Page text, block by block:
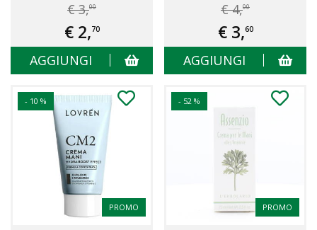
€ 3,00
€ 2,70
AGGIUNGI
€ 4,00
€ 3,60
AGGIUNGI
- 10 %
PROMO
- 52 %
PROMO